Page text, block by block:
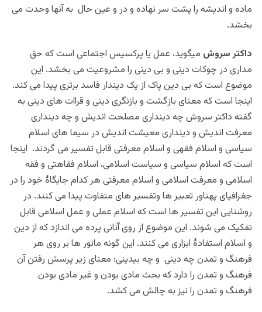
ماده و اندیشه را پشت سر نهاده و در و عین حال به آنها وحدت می
بخشد.
داکتر سروش میگوید، عمل یا پرکسیس اجتماعی است که حق
مداری در چوکات دینی و بی دینی را مشروعیت می بخشد. این
موضوع است که بی دین پاک از یک دیندار فاسد برتری پیدا می کند.
اینجا است که معنای بازگشت و بازنگری دینی و قراات های دینی به
گفته داکتر سروش چه دینداری مصلحت اندیش و چه دینداری
معرفت اندیش و دینداری معیشت اندیش در سیما های اسلام
سیاسی و اسلام فقهی و اسلام معرفتی قابل تفسیر می گردند. اینجا
است که اسلام سیاسی و سیاست اسلامی، اسلام فقاهتی و فقه
اسلامی و معرفت اسلامی و اسلام معرفتی هر کدام جایگاۀ خود را در
جغرافیای پهناور تعبیر ها وتفسیر های متفاوت پیدا می کنند. در
روشنایی این تفسیر ها است که اسلام عملی و عمل اسلامی قابل
تفکیک می شوند. این موضوع از روی آنانی پرده می اندازد که از دین
و اسلام استفادۀ ابزاری می کنند. این گونه مانور ها بر روی هر
فرهنگ و تمدن چه دینی و چه بیدینی؛ معنای زیر پرسش رفتن آن
فرهنگ و تمدن را دارد که بحث مادی بودن و غیر مادی بودن
فرهنگ و تمدن را نیز به چالش می کشد.